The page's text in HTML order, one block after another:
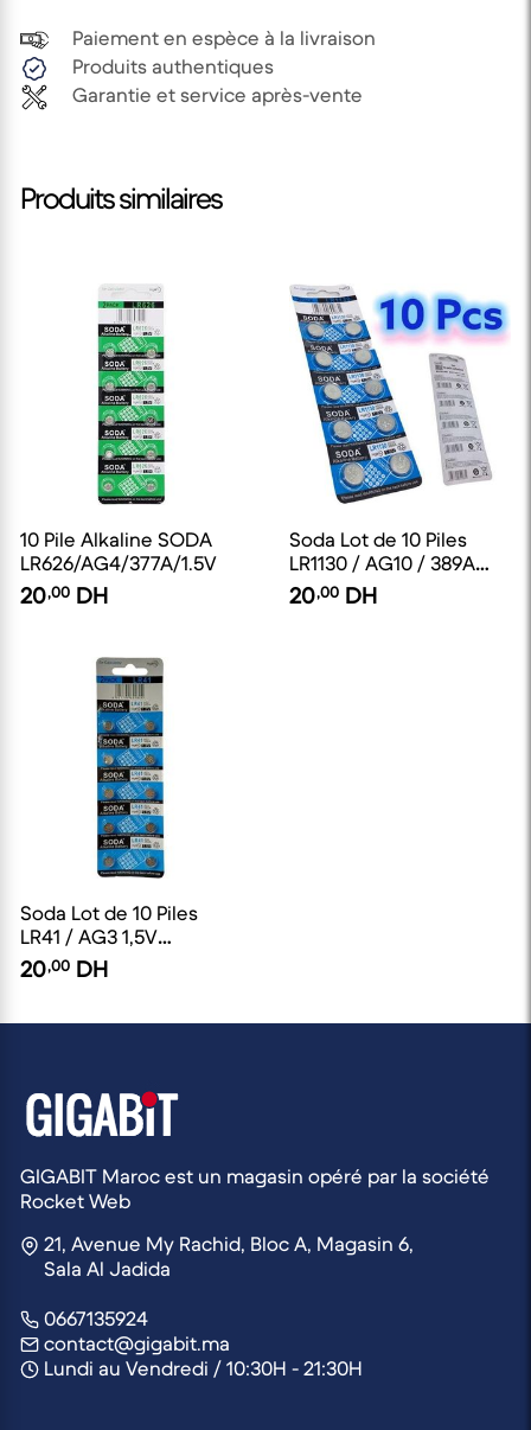
Paiement en espèce à la livraison
Produits authentiques
Garantie et service après-vente
Produits similaires
10 Pile Alkaline SODA
LR626/AG4/377A/1.5V
20,00 DH
Soda Lot de 10 Piles
LR1130 / AG10 / 389A
1,5V Alcalines
20,00 DH
Soda Lot de 10 Piles
LR41 / AG3 1,5V
Alcalines
20,00 DH
GIGABIT Maroc est un magasin opéré par la société
Rocket Web
21, Avenue My Rachid, Bloc A, Magasin 6,
Sala Al Jadida
0667135924
contact@gigabit.ma
Lundi au Vendredi / 10:30H - 21:30H